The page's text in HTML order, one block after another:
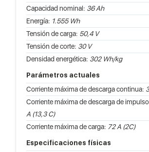
Capacidad nominal: 36 Ah
Energía: 1.555 Wh
Tensión de carga: 50,4 V
Tensión de corte: 30 V
Densidad energética: 302 Wh/kg
Parámetros actuales
Corriente máxima de descarga continua:
Corriente máxima de descarga de
A (13,3 C)
Corriente máxima de carga: 72 A (2C)
Especificaciones físicas